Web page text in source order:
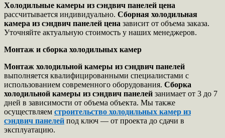
Холодильные камеры из сэндвич панелей цена
рассчитывается индивидуально. Сборная холодильная
камера из сэндвич панелей цена зависит от объема заказа.
Уточняйте актуальную стоимость у наших менеджеров.
Монтаж и сборка холодильных камер
Монтаж холодильной камеры из сэндвич панелей
выполняется квалифицированными специалистами с
использованием современного оборудования. Сборка
холодильной камеры из сэндвич панелей занимает от 3 до 7
дней в зависимости от объема объекта. Мы также
осуществляем строительство холодильных камер из
сэндвич панелей под ключ — от проекта до сдачи в
эксплуатацию.